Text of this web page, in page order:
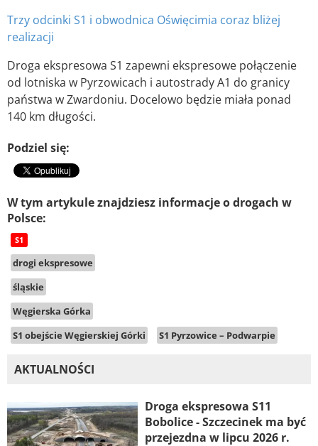
Trzy odcinki S1 i obwodnica Oświęcimia coraz bliżej
realizacji
Droga ekspresowa S1 zapewni ekspresowe połączenie
od lotniska w Pyrzowicach i autostrady A1 do granicy
państwa w Zwardoniu. Docelowo będzie miała ponad
140 km długości.
Podziel się:
W tym artykule znajdziesz informacje o drogach w
Polsce:
S1
drogi ekspresowe
śląskie
Węgierska Górka
S1 obejście Węgierskiej Górki
S1 Pyrzowice – Podwarpie
AKTUALNOŚCI
Droga ekspresowa S11
Bobolice - Szczecinek ma być
przejezdna w lipcu 2026 r.